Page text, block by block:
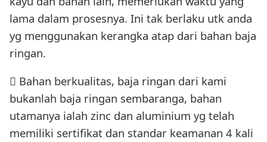
lama dalam prosesnya. Ini tak berlaku utk anda
yg menggunakan kerangka atap dari bahan baja
ringan.
 Bahan berkualitas, baja ringan dari kami
bukanlah baja ringan sembaranga, bahan
utamanya ialah zinc dan aluminium yg telah
memiliki sertifikat dan standar keamanan 4 kali